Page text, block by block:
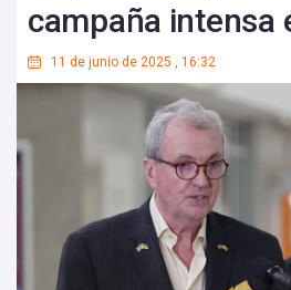
campaña intensa
11 de junio de 2025 , 16:32